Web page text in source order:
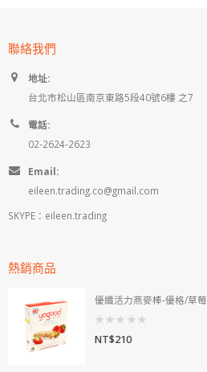
聯絡我們
地址:
台北市松山區南京東路5段40號6樓 之7
電話:
02-2624-2623
Email:
eileen.trading.co@gmail.com
SKYPE：eileen.trading
熱銷商品
優纖活力燕麥棒-優格/草莓
out
NT$210